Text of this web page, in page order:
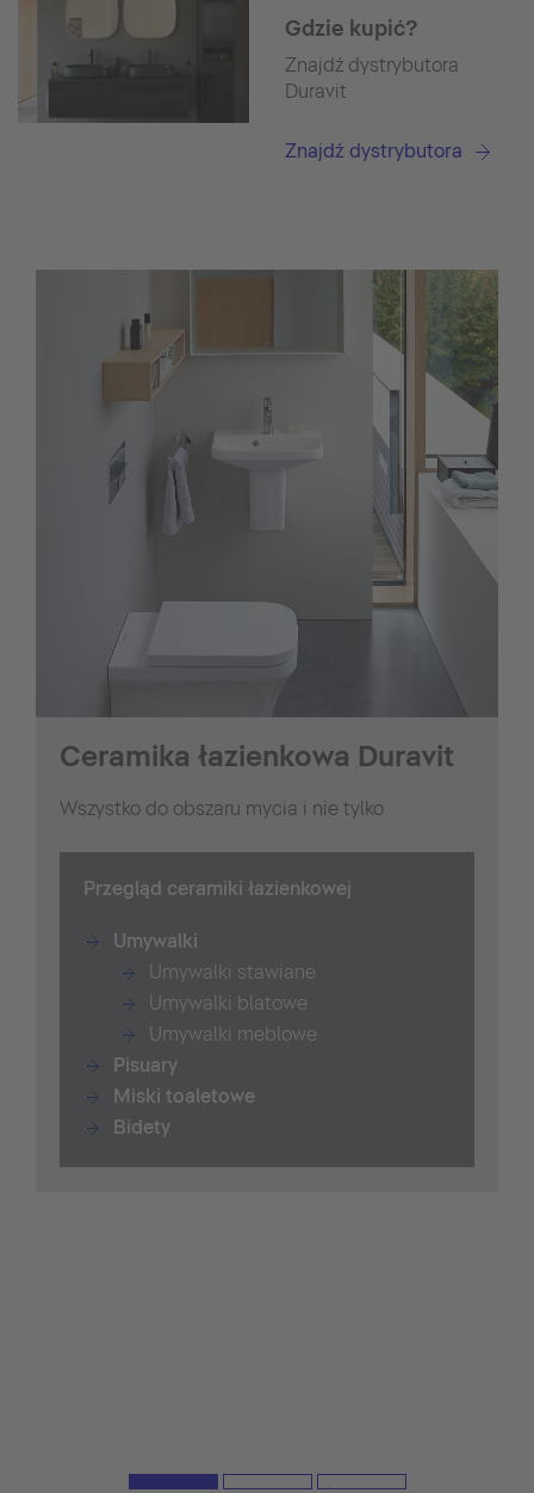
Gdzie kupić?
Znajdź dystrybutora
Duravit
Znajdź dystrybutora
Ceramika łazienkowa Duravit
Wszystko do obszaru mycia i nie tylko
Przegląd ceramiki łazienkowej
Umywalki
Umywalki stawiane
Umywalki blatowe
Umywalki meblowe
Pisuary
Miski toaletowe
Bidety